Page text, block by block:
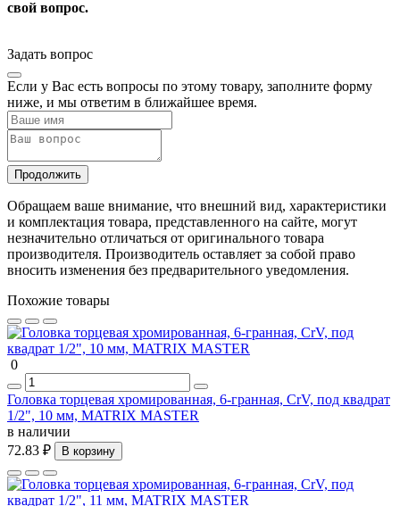
свой вопрос.
Задать вопрос
Если у Вас есть вопросы по этому товару, заполните форму
ниже, и мы ответим в ближайшее время.
Продолжить
Обращаем ваше внимание, что внешний вид, характеристики
и комплектация товара, представленного на сайте, могут
незначительно отличаться от оригинального товара
производителя. Производитель оставляет за собой право
вносить изменения без предварительного уведомления.
Похожие товары
0
Головка торцевая хромированная, 6-гранная, СrV, под квадрат
1/2", 10 мм, MATRIX MASTER
в наличии
72.83 ₽
В корзину